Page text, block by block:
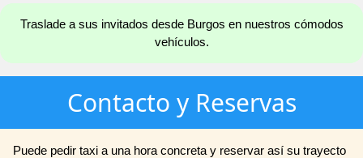
Traslade a sus invitados desde Burgos en nuestros cómodos
vehículos.
Contacto y Reservas
Puede pedir taxi a una hora concreta y reservar así su trayecto